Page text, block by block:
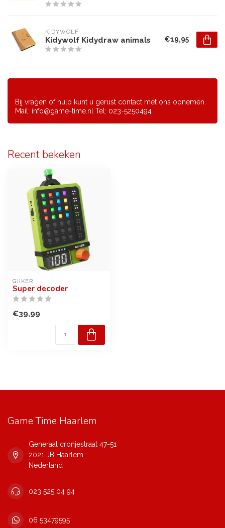
KIDYWOLF
Kidywolf Kidydraw animals €19,95
Bij vragen of hulp kunt u gerust contact met ons opnemen.
Mail: info@game-time.nl Tel: 023-5250494
Recent bekeken
GIIKER
Super decoder
€39,99
Game Time Haarlem
Generaal cronjestraat 47-51
2021 JB Haarlem
Nederland
023 525 04 94
06 53479595